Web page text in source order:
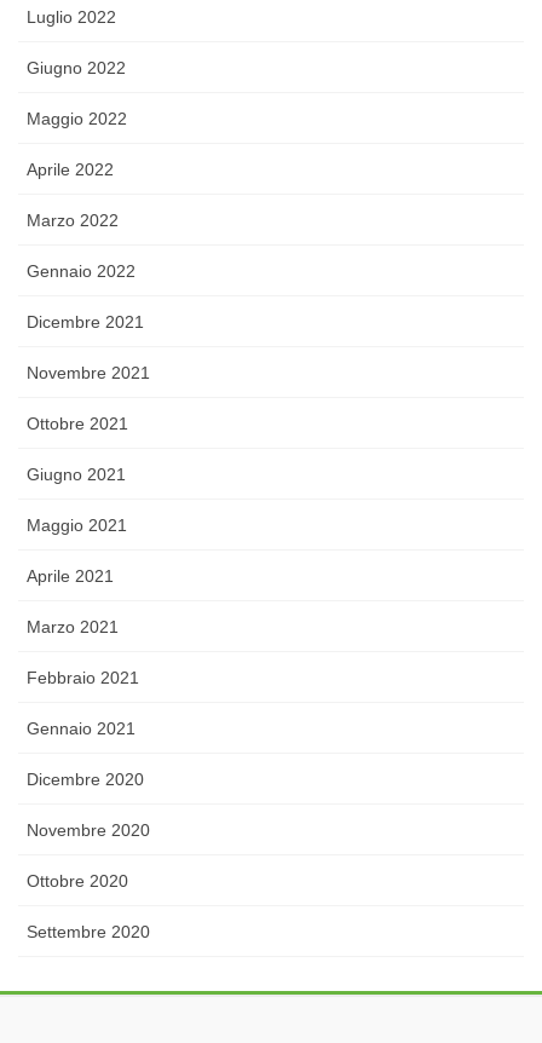
Luglio 2022
Giugno 2022
Maggio 2022
Aprile 2022
Marzo 2022
Gennaio 2022
Dicembre 2021
Novembre 2021
Ottobre 2021
Giugno 2021
Maggio 2021
Aprile 2021
Marzo 2021
Febbraio 2021
Gennaio 2021
Dicembre 2020
Novembre 2020
Ottobre 2020
Settembre 2020